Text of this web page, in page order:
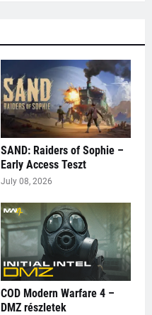
SAND: Raiders of Sophie –
Early Access Teszt
July 08, 2026
COD Modern Warfare 4 –
DMZ részletek